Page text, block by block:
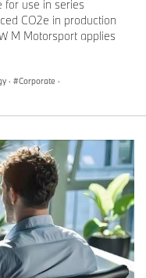
use in series
CO2e in production
M Motorsport applies
· Corporate ·